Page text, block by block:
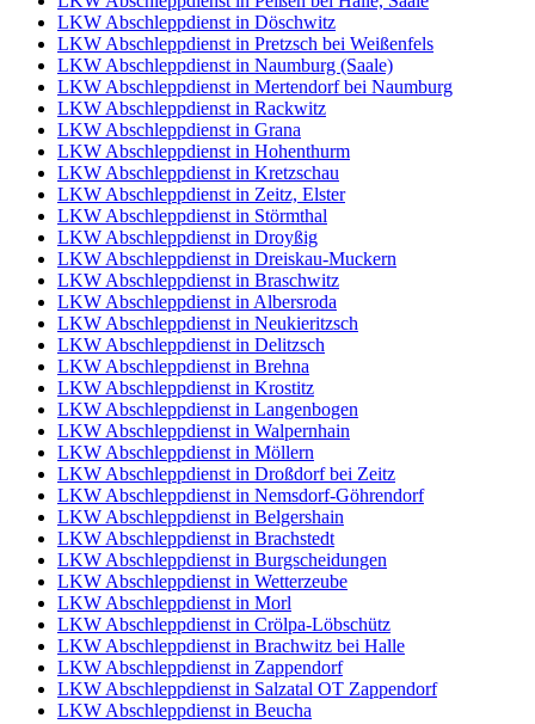
LKW Abschleppdienst in Döschwitz
LKW Abschleppdienst in Pretzsch bei Weißenfels
LKW Abschleppdienst in Naumburg (Saale)
LKW Abschleppdienst in Mertendorf bei Naumburg
LKW Abschleppdienst in Rackwitz
LKW Abschleppdienst in Grana
LKW Abschleppdienst in Hohenthurm
LKW Abschleppdienst in Kretzschau
LKW Abschleppdienst in Zeitz, Elster
LKW Abschleppdienst in Störmthal
LKW Abschleppdienst in Droyßig
LKW Abschleppdienst in Dreiskau-Muckern
LKW Abschleppdienst in Braschwitz
LKW Abschleppdienst in Albersroda
LKW Abschleppdienst in Neukieritzsch
LKW Abschleppdienst in Delitzsch
LKW Abschleppdienst in Brehna
LKW Abschleppdienst in Krostitz
LKW Abschleppdienst in Langenbogen
LKW Abschleppdienst in Walpernhain
LKW Abschleppdienst in Möllern
LKW Abschleppdienst in Droßdorf bei Zeitz
LKW Abschleppdienst in Nemsdorf-Göhrendorf
LKW Abschleppdienst in Belgershain
LKW Abschleppdienst in Brachstedt
LKW Abschleppdienst in Burgscheidungen
LKW Abschleppdienst in Wetterzeube
LKW Abschleppdienst in Morl
LKW Abschleppdienst in Crölpa-Löbschütz
LKW Abschleppdienst in Brachwitz bei Halle
LKW Abschleppdienst in Zappendorf
LKW Abschleppdienst in Salzatal OT Zappendorf
LKW Abschleppdienst in Beucha